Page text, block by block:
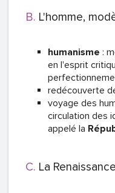
L'homme,
humanisme :
en l'esprit
redécouverte
voyage des
circulation des
appelé la
La